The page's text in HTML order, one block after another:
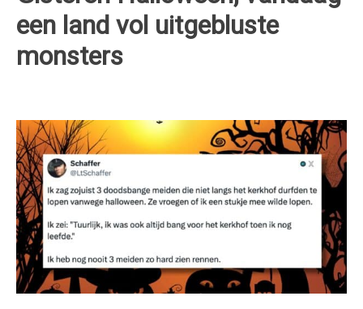
een land vol uitgebluste
monsters